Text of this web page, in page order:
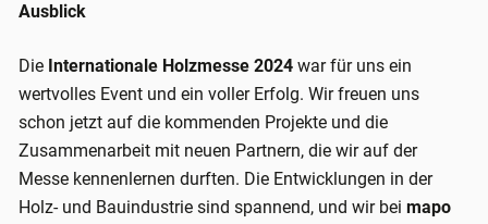
Ausblick
Die Internationale Holzmesse 2024 war für uns ein
wertvolles Event und ein voller Erfolg. Wir freuen uns
schon jetzt auf die kommenden Projekte und die
Zusammenarbeit mit neuen Partnern, die wir auf der
Messe kennenlernen durften. Die Entwicklungen in der
Holz- und Bauindustrie sind spannend, und wir bei mapo